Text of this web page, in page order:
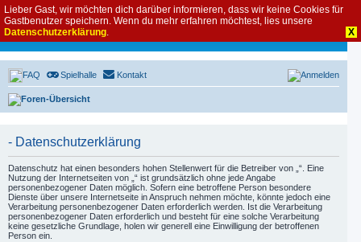
Lieber Gast, wir möchten dich darüber informieren, dass wir keine Cookies für
Gastbenutzer speichern. Wenn du mehr erfahren möchtest, lies unsere
Datenschutzerklärung. X
FAQ Spielhalle Kontakt Anmelden
Foren-Übersicht
- Datenschutzerklärung
Datenschutz hat einen besonders hohen Stellenwert für die Betreiber von „“. Eine
Nutzung der Internetseiten von „“ ist grundsätzlich ohne jede Angabe
personenbezogener Daten möglich. Sofern eine betroffene Person besondere
Dienste über unsere Internetseite in Anspruch nehmen möchte, könnte jedoch eine
Verarbeitung personenbezogener Daten erforderlich werden. Ist die Verarbeitung
personenbezogener Daten erforderlich und besteht für eine solche Verarbeitung
keine gesetzliche Grundlage, holen wir generell eine Einwilligung der betroffenen
Person ein.